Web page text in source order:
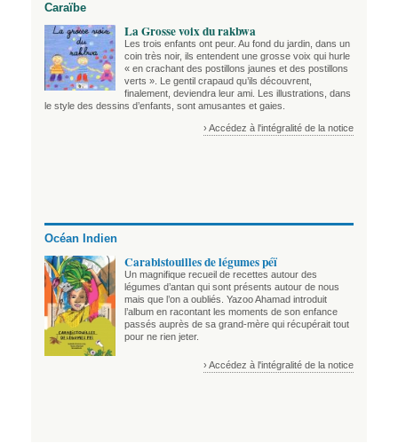
Caraïbe
La Grosse voix du rakbwa
Les trois enfants ont peur. Au fond du jardin, dans un
coin très noir, ils entendent une grosse voix qui hurle
« en crachant des postillons jaunes et des postillons
verts ». Le gentil crapaud qu’ils découvrent,
finalement, deviendra leur ami. Les illustrations, dans
le style des dessins d’enfants, sont amusantes et gaies.
› Accédez à l'intégralité de la notice
Océan Indien
Carabistouilles de légumes péï
Un magnifique recueil de recettes autour des
légumes d’antan qui sont présents autour de nous
mais que l’on a oubliés. Yazoo Ahamad introduit
l’album en racontant les moments de son enfance
passés auprès de sa grand-mère qui récupérait tout
pour ne rien jeter.
› Accédez à l'intégralité de la notice